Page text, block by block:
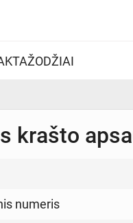
krašto
numeris